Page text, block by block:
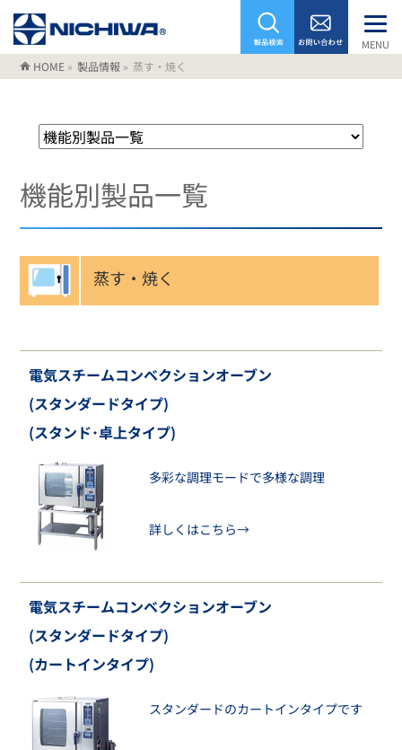
MENU
HOME » 製品情報 » 蒸す・焼く
機能別製品一覧
蒸す・焼く
電気スチームコンベクションオーブン
(スタンダードタイプ)
(スタンド･卓上タイプ)
多彩な調理モードで多様な調理
詳しくはこちら→
電気スチームコンベクションオーブン
(スタンダードタイプ)
(カートインタイプ)
スタンダードのカートインタイプです